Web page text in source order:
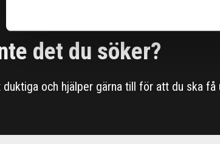
det du söker?
och hjälper gärna till för att du ska